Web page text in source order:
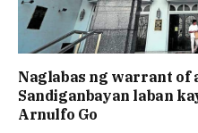
Naglabas ng warrant of
Sandiganbayan laban
Arnulfo Go